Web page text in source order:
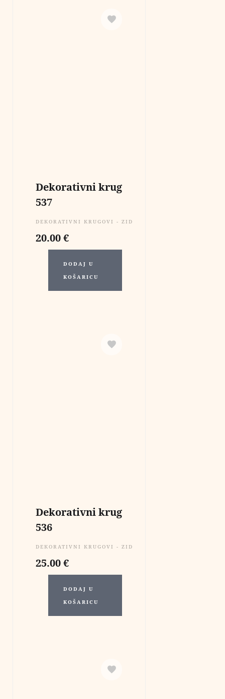
Dekorativni krug
537
DEKORATIVNI KRUGOVI - ZIDNE DEKORACIJE
€
20.00
DODAJ U
KOŠARICU
Dekorativni krug
536
DEKORATIVNI KRUGOVI - ZIDNE DEKORACIJE
€
25.00
DODAJ U
KOŠARICU